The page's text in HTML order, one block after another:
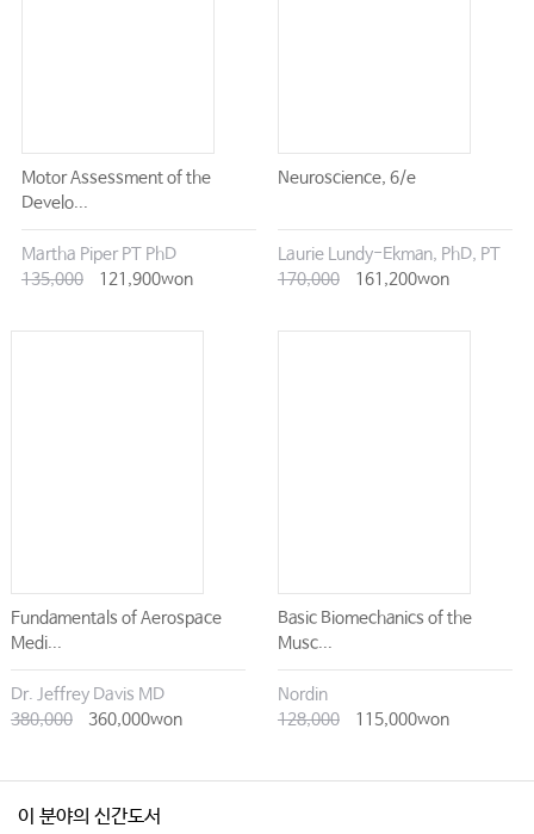
Motor Assessment of the
Develo...
Martha Piper PT PhD
135,000
121,900won
Neuroscience, 6/e
Laurie Lundy-Ekman, PhD, PT
170,000
161,200won
Fundamentals of Aerospace
Medi...
Dr. Jeffrey Davis MD
380,000
360,000won
Basic Biomechanics of the
Musc...
Nordin
128,000
115,000won
이 분야의 신간도서